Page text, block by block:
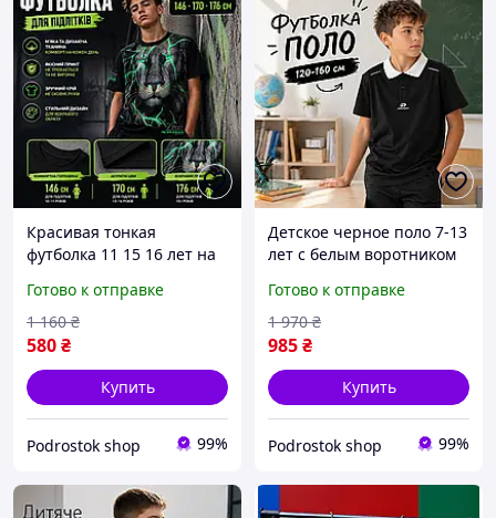
Красивая тонкая
футболка 11 15 16 лет на
хлопок модные детские
футболки 3D со склада
Готово к отправке
580₴
1 160 ₴
Купить
Podrostok shop 99%
Детское черное поло 7-13
лет с белым воротником
школьные трикотажные
футболки для детей на
каждый день
Готово к отправке
985₴
1 970 ₴
Купить
Podrostok shop 99%